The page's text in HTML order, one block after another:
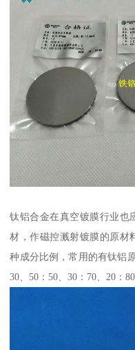
钛铝合金在真空镀膜行业也
材，作磁控溅射镀膜的原材
种成分比例，常用的有钛铝
30、50：50、30：70、20：